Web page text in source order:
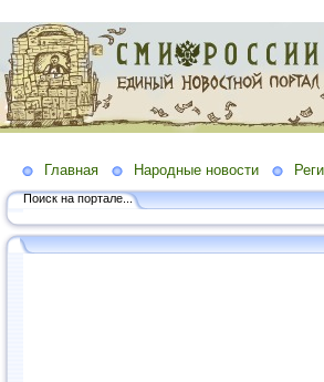
Главная Народные новости
Поиск на портале...